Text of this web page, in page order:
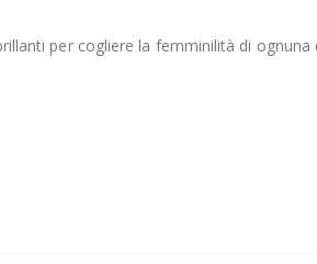
per cogliere la femminilità di